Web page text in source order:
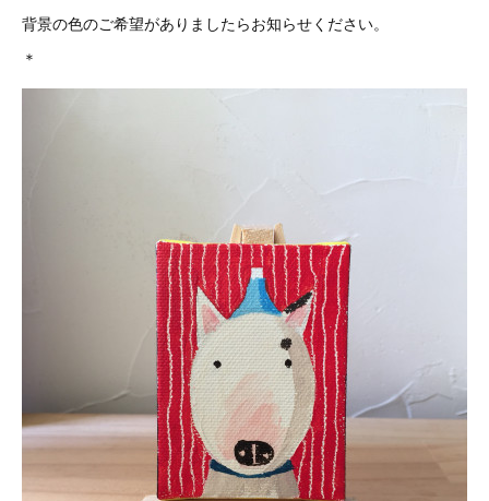
背景の色のご希望がありましたらお知らせください。
＊